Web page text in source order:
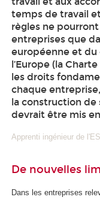
temps de travail
règles ne
entreprises que
européenne et du
l’Europe (la
les droits
chaque
la construction de
devrait être mis
Apprenti ingénieur de
De nouvelles
Dans les entreprises